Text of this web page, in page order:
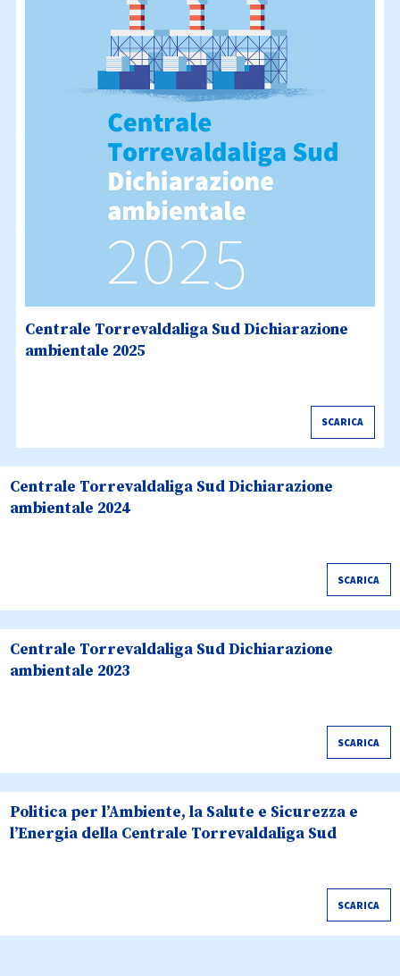
Centrale Torrevaldaliga Sud Dichiarazione
ambientale 2025
SCARICA
Centrale Torrevaldaliga Sud Dichiarazione
ambientale 2024
SCARICA
Centrale Torrevaldaliga Sud Dichiarazione
ambientale 2023
SCARICA
Politica per l’Ambiente, la Salute e Sicurezza e
l’Energia della Centrale Torrevaldaliga Sud
SCARICA